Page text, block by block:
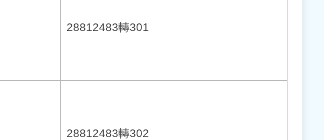
28812483轉301
28812483轉302